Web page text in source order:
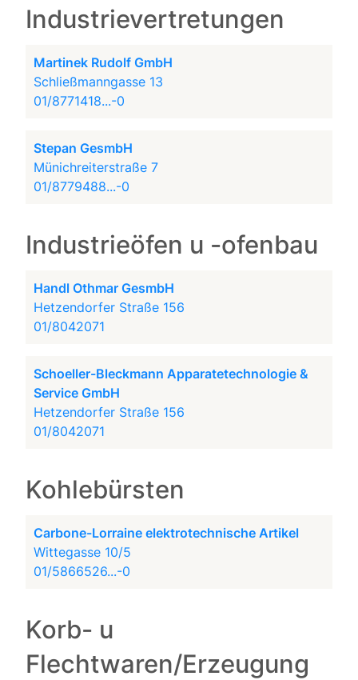
Industrievertretungen
Martinek Rudolf GmbH
Schließmanngasse 13
01/8771418...-0
Stepan GesmbH
Münichreiterstraße 7
01/8779488...-0
Industrieöfen u -ofenbau
Handl Othmar GesmbH
Hetzendorfer Straße 156
01/8042071
Schoeller-Bleckmann Apparatetechnologie &
Service GmbH
Hetzendorfer Straße 156
01/8042071
Kohlebürsten
Carbone-Lorraine elektrotechnische Artikel
Wittegasse 10/5
01/5866526...-0
Korb- u
Flechtwaren/Erzeugung